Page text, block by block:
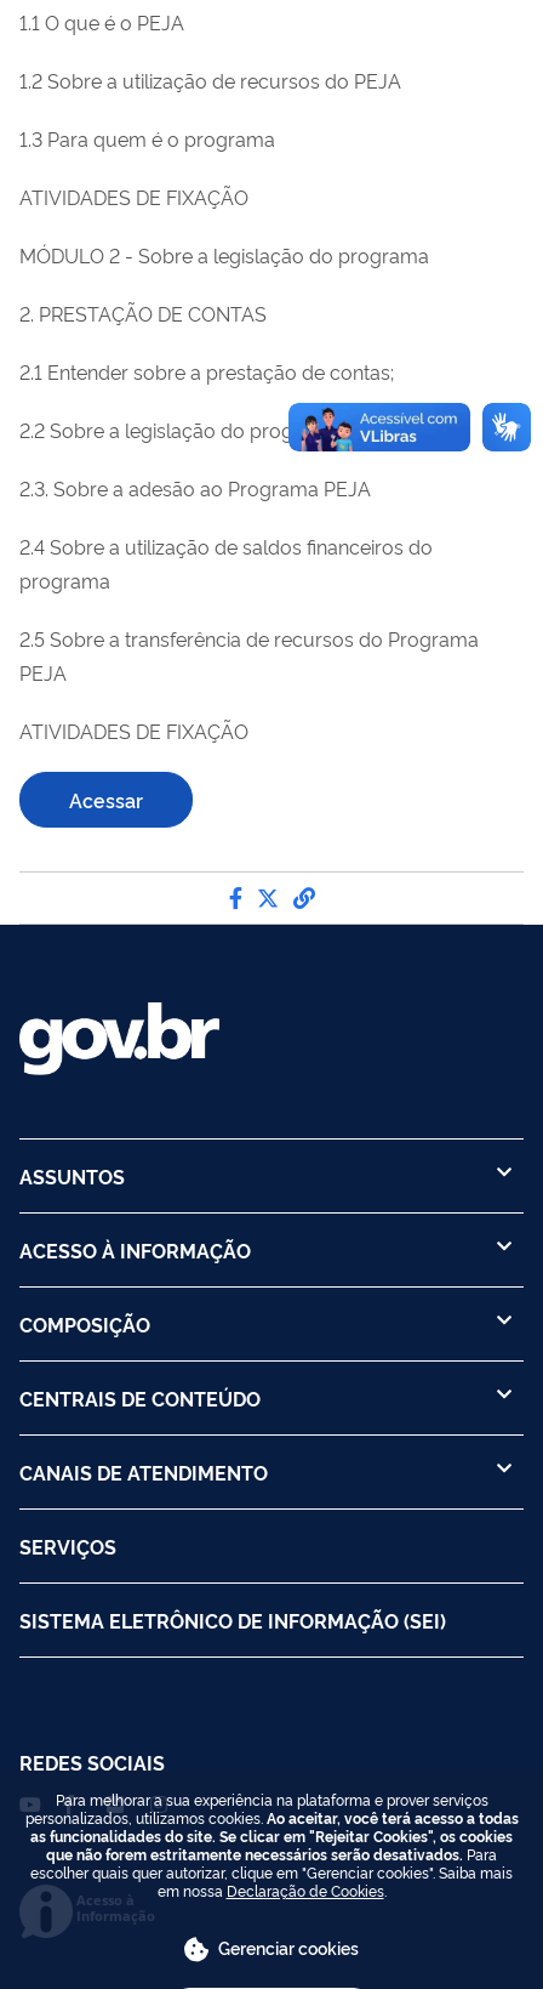
1.1 O que é o PEJA
1.2 Sobre a utilização de recursos do PEJA
1.3 Para quem é o programa
ATIVIDADES DE FIXAÇÃO
MÓDULO 2 - Sobre a legislação do programa
2. PRESTAÇÃO DE CONTAS
2.1 Entender sobre a prestação de contas;
2.2 Sobre a legislação do programa
2.3. Sobre a adesão ao Programa PEJA
2.4 Sobre a utilização de saldos financeiros do
programa
2.5 Sobre a transferência de recursos do Programa
PEJA
ATIVIDADES DE FIXAÇÃO
Acessar
Compartilhe por Facebook
Compartilhe por Twitter
link para Copiar para
ASSUNTOS
ACESSO À INFORMAÇÃO
COMPOSIÇÃO
CENTRAIS DE CONTEÚDO
CANAIS DE ATENDIMENTO
SERVIÇOS
SISTEMA ELETRÔNICO DE INFORMAÇÃO (SEI)
REDES SOCIAIS
Acesso à
Informação
Para melhorar a sua experiência na plataforma e prover serviços
personalizados, utilizamos cookies. Ao aceitar, você terá acesso a todas
as funcionalidades do site. Se clicar em "Rejeitar Cookies", os cookies
que não forem estritamente necessários serão desativados. Para
escolher quais quer autorizar, clique em "Gerenciar cookies". Saiba mais
em nossa Declaração de Cookies.
Gerenciar cookies